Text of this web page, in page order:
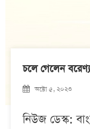
চলে গেলেন
অক্টো ৫, ২০২৩
নিউজ ডেস্ক: